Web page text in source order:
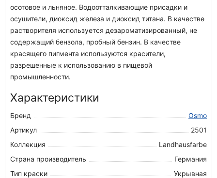
осотовое и льняное. Водоотталкивающие присадки и
осушители, диоксид железа и диоксид титана. В качестве
растворителя используется дезароматизированный, не
содержащий бензола, пробный бензин. В качестве
красящего пигмента используются красители,
разрешенные к использованию в пищевой
промышленности.
Характеристики
Бренд
Osmo
Артикул
2501
Коллекция
Landhausfarbe
Страна производитель
Германия
Тип краски
Укрывная